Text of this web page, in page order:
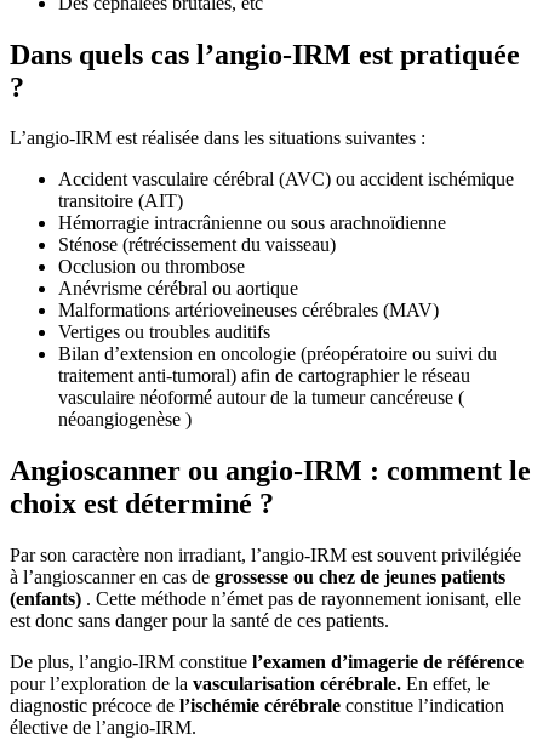
Dans quels cas l’angio-IRM est pratiquée
?
L’angio-IRM est réalisée dans les situations suivantes :
Accident vasculaire cérébral (AVC) ou accident ischémique
transitoire (AIT)
Hémorragie intracrânienne ou sous arachnoïdienne
Sténose (rétrécissement du vaisseau)
Occlusion ou thrombose
Anévrisme cérébral ou aortique
Malformations artérioveineuses cérébrales (MAV)
Vertiges ou troubles auditifs
Bilan d’extension en oncologie (préopératoire ou suivi du
traitement anti-tumoral) afin de cartographier le réseau
vasculaire néoformé autour de la tumeur cancéreuse (
néoangiogenèse )
Angioscanner ou angio-IRM : comment le
choix est déterminé ?
Par son caractère non irradiant, l’angio-IRM est souvent privilégiée
à l’angioscanner en cas de grossesse ou chez de jeunes patients
(enfants) . Cette méthode n’émet pas de rayonnement ionisant, elle
est donc sans danger pour la santé de ces patients.
De plus, l’angio-IRM constitue l’examen d’imagerie de référence
pour l’exploration de la vascularisation cérébrale. En effet, le
diagnostic précoce de l’ischémie cérébrale constitue l’indication
élective de l’angio-IRM.